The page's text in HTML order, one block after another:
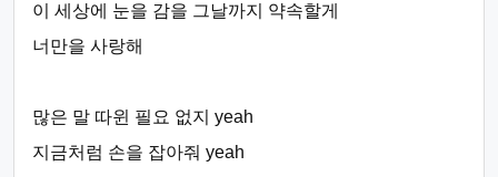
이 세상에 눈을 감을 그날까지 약속할게
너만을 사랑해
많은 말 따윈 필요 없지 yeah
지금처럼 손을 잡아줘 yeah